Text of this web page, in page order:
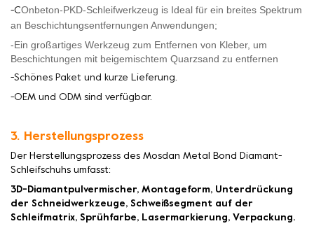
-COnbeton-PKD-Schleifwerkzeug is Ideal für ein breites Spektrum
an Beschichtungsentfernungen Anwendungen;
-Ein großartiges Werkzeug zum Entfernen von Kleber, um
Beschichtungen mit beigemischtem Quarzsand zu entfernen
-Schönes Paket und kurze Lieferung.
-OEM und ODM sind verfügbar.
3. Herstellungsprozess
Der Herstellungsprozess des Mosdan Metal Bond Diamant-
Schleifschuhs umfasst:
3D-Diamantpulvermischer, Montageform, Unterdrückung
der Schneidwerkzeuge, Schweißsegment auf der
Schleifmatrix, Sprühfarbe, Lasermarkierung, Verpackung.